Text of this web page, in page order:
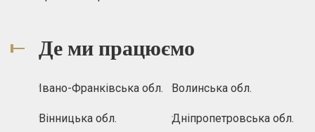
Де ми працюємо
Івано-Франківська обл. Волинська обл.
Вінницька обл. Дніпропетровська обл.